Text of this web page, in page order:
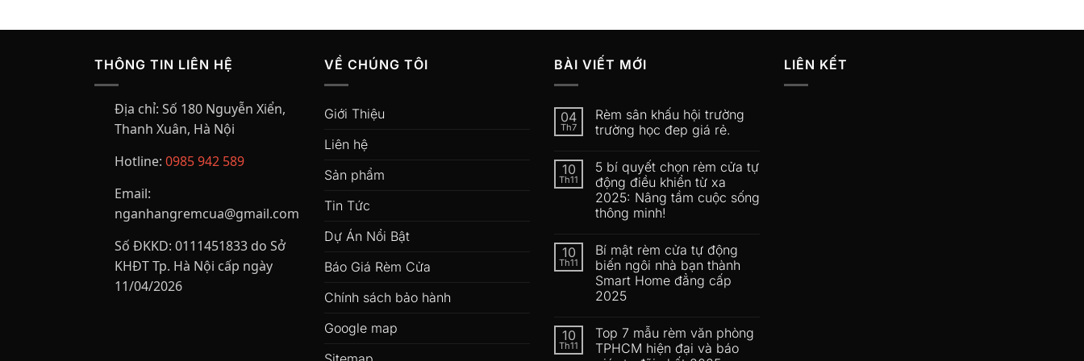
THÔNG TIN LIÊN HỆ
Địa chỉ: Số 180 Nguyễn Xiển,
Thanh Xuân, Hà Nội
Hotline: 0985 942 589
Email:
nganhangremcua@gmail.com
Số ĐKKD: 0111451833 do Sở
KHĐT Tp. Hà Nội cấp ngày
11/04/2026
VỀ CHÚNG TÔI
Giới Thiệu
Liên hệ
Sản phẩm
Tin Tức
Dự Án Nổi Bật
Báo Giá Rèm Cửa
Chính sách bảo hành
Google map
BÀI VIẾT MỚI
04
Th7
Rèm sân khấu hội trường
trường học đep giá rẻ.
10
Th11
5 bí quyết chọn rèm cửa tự
động điều khiển từ xa
2025: Nâng tầm cuộc sống
thông minh!
10
Th11
Bí mật rèm cửa tự động
biến ngôi nhà bạn thành
Smart Home đẳng cấp
2025
10
Th11
Top 7 mẫu rèm văn phòng
TPHCM hiện đại và báo
LIÊN KẾT